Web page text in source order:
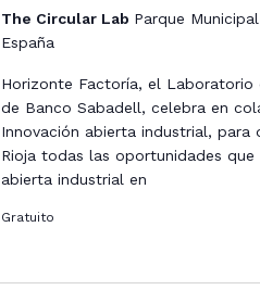
The Circular Lab Parque
España
Horizonte Factoría, el
de Banco Sabadell, celebra en
Innovación abierta industrial,
Rioja todas las oportunidades
abierta industrial en
Gratuito